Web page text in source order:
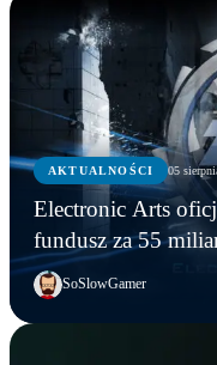
AKTUALNOŚCI 05
Electronic Arts
fundusz za 55
SoSlowGamer